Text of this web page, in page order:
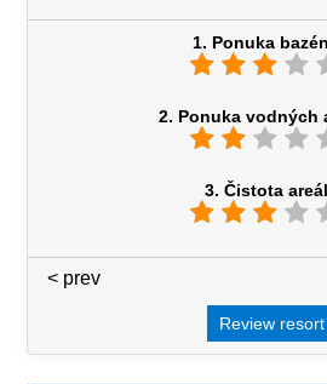
1. Ponuka
2. Ponuka vodných
3. Čistota
< prev
Review resort